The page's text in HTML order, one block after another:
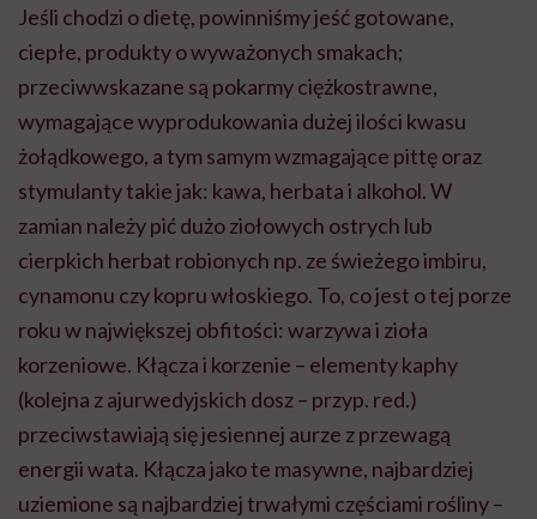
Jeśli chodzi o dietę, powinniśmy jeść gotowane,
ciepłe, produkty o wyważonych smakach;
przeciwwskazane są pokarmy ciężkostrawne,
wymagające wyprodukowania dużej ilości kwasu
żołądkowego, a tym samym wzmagające pittę oraz
stymulanty takie jak: kawa, herbata i alkohol. W
zamian należy pić dużo ziołowych ostrych lub
cierpkich herbat robionych np. ze świeżego imbiru,
cynamonu czy kopru włoskiego. To, co jest o tej porze
roku w największej obfitości: warzywa i zioła
korzeniowe. Kłącza i korzenie – elementy kaphy
(kolejna z ajurwedyjskich dosz – przyp. red.)
przeciwstawiają się jesiennej aurze z przewagą
energii wata. Kłącza jako te masywne, najbardziej
uziemione są najbardziej trwałymi częściami rośliny –